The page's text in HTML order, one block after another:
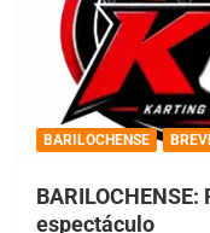
BARILOCHENSE
espectáculo